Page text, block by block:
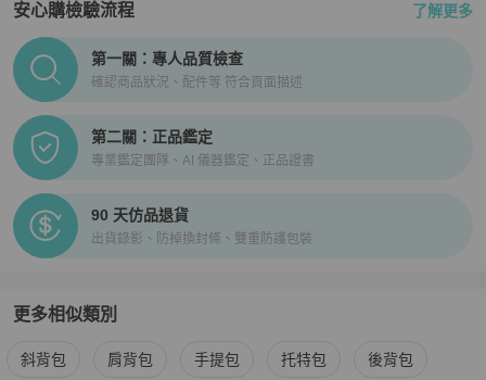
安心購檢驗流程 了解更多
PopChill拍拍圈正品驗證、安心購檢驗流程介紹
第一關：專人品質檢查
確認商品狀況、配件等 符合頁面描述
第二關：正品鑑定
專業鑑定團隊、AI 儀器鑑定、正品證書
90 天仿品退貨
出貨錄影、防掉換封條、雙重防護包裝
更多相似類別
更多Celine 女包相似商品推薦
斜背包 肩背包 手提包 托特包 後背包